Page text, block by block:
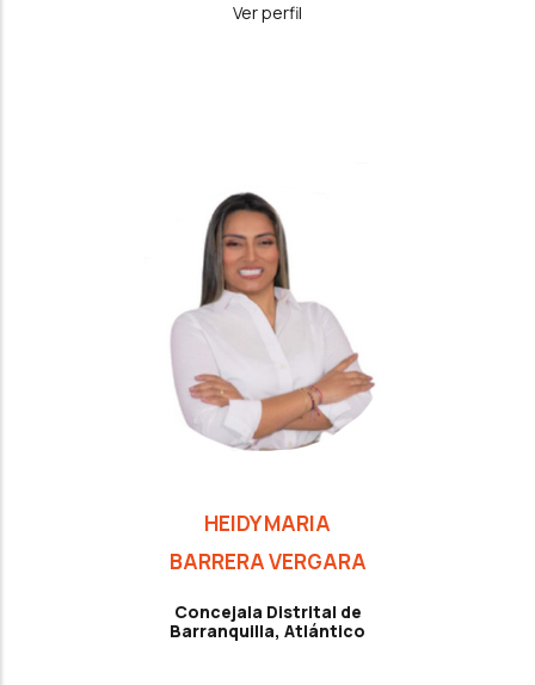
Ver perfil
HEIDY MARIA
BARRERA VERGARA
Concejala Distrital de
Barranquilla, Atlántico